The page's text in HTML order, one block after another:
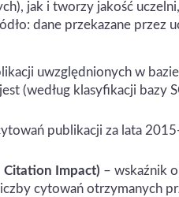
jak i tworzy jakość
dane przekazane przez
uwzględnionych w
(według klasyfikacji bazy
publikacji za lata
Citation Impact) – wskaźnik
cytowań otrzymanych